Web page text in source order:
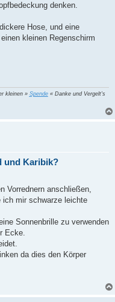
denken.
Hose, und eine
kleinen Regenschirm
kleinen » Spende« Danke und Vergelt's
und Karibik?
Vorrednern anschließen,
ich mir schwarze leichte
Sonnenbrille zu verwenden
Ecke.
da dies den Körper